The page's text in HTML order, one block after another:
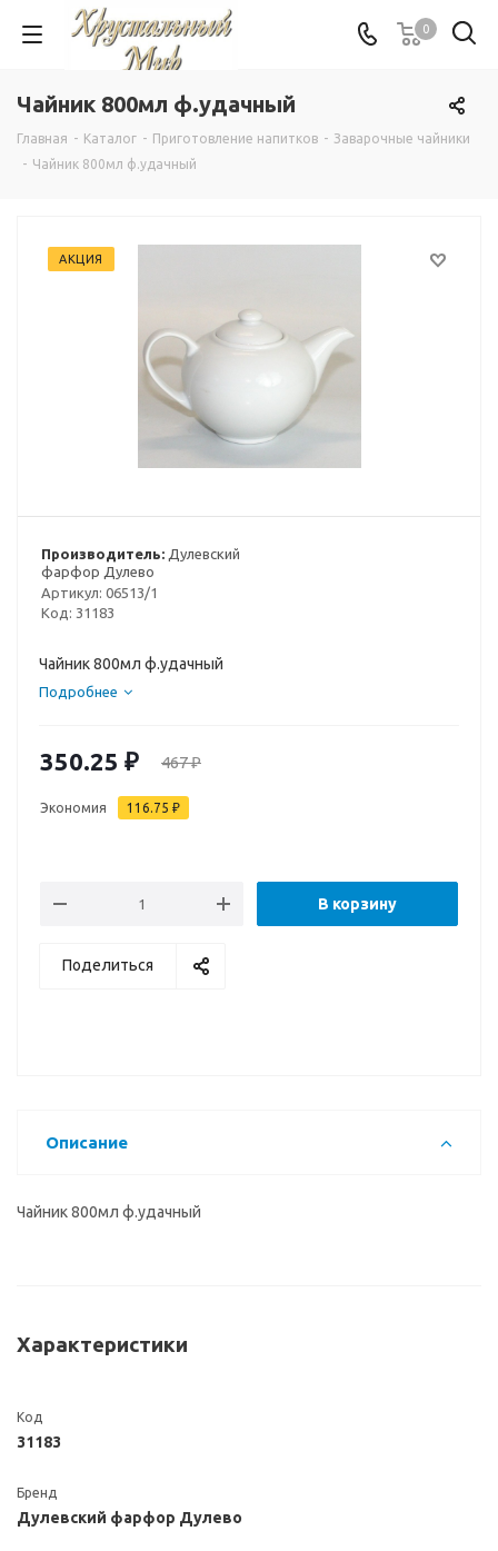
0
Чайник 800мл ф.удачный
Главная - Каталог - Приготовление напитков - Заварочные чайники
- Чайник 800мл ф.удачный
АКЦИЯ
Производитель: Дулевский
фарфор Дулево
Артикул: 06513/1
Код: 31183
Чайник 800мл ф.удачный
Подробнее
350.25 ₽ 467₽
Экономия 116.75 ₽
В корзину
Поделиться
Описание
Чайник 800мл ф.удачный
Характеристики
Код
31183
Бренд
Дулевский фарфор Дулево